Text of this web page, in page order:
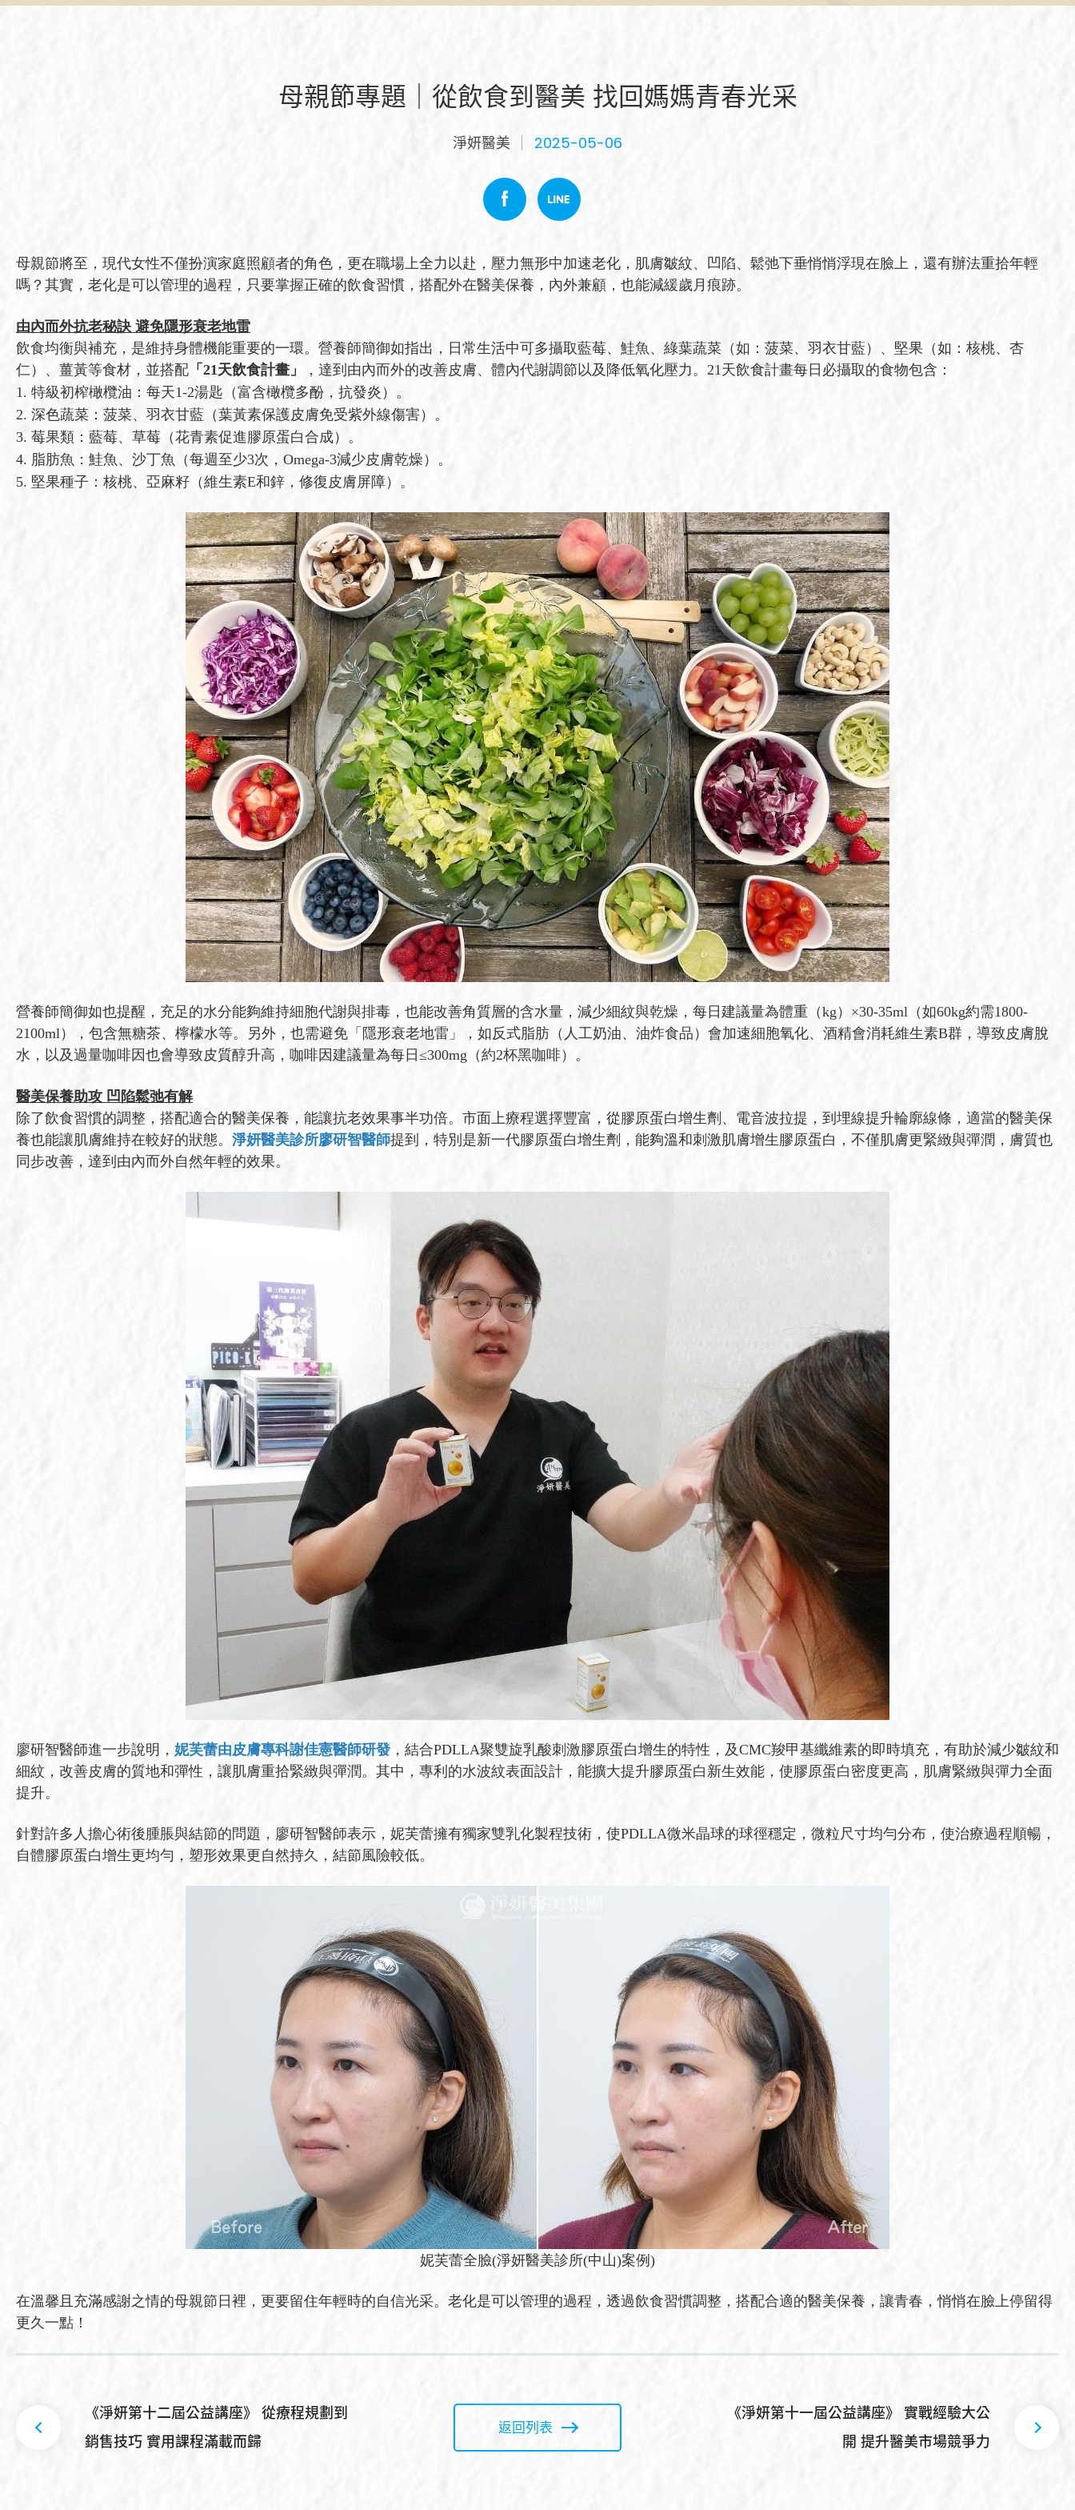
母親節專題｜從飲食到醫美 找回媽媽青春光采
淨妍醫美 2025-05-06
母親節將至，現代女性不僅扮演家庭照顧者的角色，更在職場上全力以赴，壓力無形中加速老化，肌膚皺紋、凹陷、鬆弛下垂悄悄浮現在臉上，還有辦法重拾年輕
嗎？其實，老化是可以管理的過程，只要掌握正確的飲食習慣，搭配外在醫美保養，內外兼顧，也能減緩歲月痕跡。
由內而外抗老秘訣 避免隱形衰老地雷
飲食均衡與補充，是維持身體機能重要的一環。營養師簡御如指出，日常生活中可多攝取藍莓、鮭魚、綠葉蔬菜（如：菠菜、羽衣甘藍）、堅果（如：核桃、杏
仁）、薑黃等食材，並搭配 「21天飲食計畫」
，達到由內而外的改善皮膚、體內代謝調節以及降低氧化壓力。21天飲食計畫每日必攝取的食物包含：
1. 特級初榨橄欖油：每天1-2湯匙（富含橄欖多酚，抗發炎）。
2. 深色蔬菜：菠菜、羽衣甘藍（葉黃素保護皮膚免受紫外線傷害）。
3. 莓果類：藍莓、草莓（花青素促進膠原蛋白合成）。
4. 脂肪魚：鮭魚、沙丁魚（每週至少3次，Omega-3減少皮膚乾燥）。
5. 堅果種子：核桃、亞麻籽（維生素E和鋅，修復皮膚屏障）。
營養師簡御如也提醒，充足的水分能夠維持細胞代謝與排毒，也能改善角質層的含水量，減少細紋與乾燥，每日建議量為體重（kg）×30-35ml（如60kg約需1800-
2100ml），包含無糖茶、檸檬水等。另外，也需避免「隱形衰老地雷」，如反式脂肪（人工奶油、油炸食品）會加速細胞氧化、酒精會消耗維生素B群，導致皮膚脫
水，以及過量咖啡因也會導致皮質醇升高，咖啡因建議量為每日≤300mg（約2杯黑咖啡）。
醫美保養助攻 凹陷鬆弛有解
除了飲食習慣的調整，搭配適合的醫美保養，能讓抗老效果事半功倍。市面上療程選擇豐富，從膠原蛋白增生劑、電音波拉提，到埋線提升輪廓線條，適當的醫美保
養也能讓肌膚維持在較好的狀態。 淨妍醫美診所廖研智醫師提到，特別是新一代膠原蛋白增生劑，能夠溫和刺激肌膚增生膠原蛋白，不僅肌膚更緊緻與彈潤，膚質也
同步改善，達到由內而外自然年輕的效果。
廖研智醫師進一步說明， 妮芙蕾由皮膚專科謝佳憲醫師研發 ，結合PDLLA聚雙旋乳酸刺激膠原蛋白增生的特性，及CMC羧甲基纖維素的即時填充，有助於減少皺紋和
細紋，改善皮膚的質地和彈性，讓肌膚重拾緊緻與彈潤。其中，專利的水波紋表面設計，能擴大提升膠原蛋白新生效能，使膠原蛋白密度更高，肌膚緊緻與彈力全面
提升。
針對許多人擔心術後腫脹與結節的問題，廖研智醫師表示，妮芙蕾擁有獨家雙乳化製程技術，使PDLLA微米晶球的球徑穩定，微粒尺寸均勻分布，使治療過程順暢，
自體膠原蛋白增生更均勻，塑形效果更自然持久，結節風險較低。
妮芙蕾全臉(淨妍醫美診所(中山)案例)
在溫馨且充滿感謝之情的母親節日裡，更要留住年輕時的自信光采。老化是可以管理的過程，透過飲食習慣調整，搭配合適的醫美保養，讓青春，悄悄在臉上停留得
更久一點！
《淨妍第十二屆公益講座》 從療程規劃到
銷售技巧 實用課程滿載而歸
《淨妍第十一屆公益講座》 實戰經驗大公
開 提升醫美市場競爭力
返回列表